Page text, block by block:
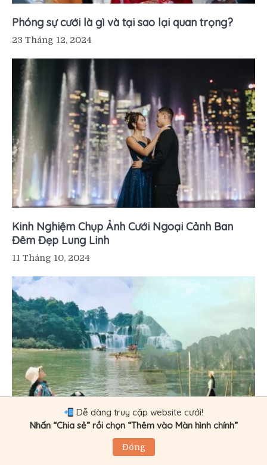
Phóng sự cưới là gì và tại sao lại quan trọng?
23 Tháng 12, 2024
Kinh Nghiệm Chụp Ảnh Cưới Ngoại Cảnh Ban
Đêm Đẹp Lung Linh
11 Tháng 10, 2024
7 Địa Điểm Chụp Ảnh Cưới Ngoại Cảnh Mới Lạ, Ít
Dễ dàng truy cập website cưới!
Nhấn “Chia sẻ” rồi chọn “Thêm vào Màn hình chính”
Đóng